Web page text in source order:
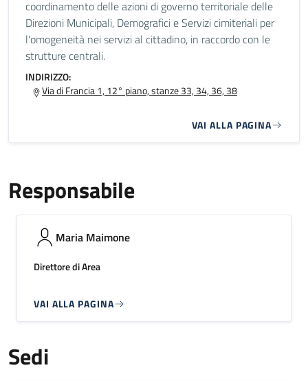
coordinamento delle azioni di governo territoriale delle
Direzioni Municipali, Demografici e Servizi cimiteriali per
l'omogeneità nei servizi al cittadino, in raccordo con le
strutture centrali.
INDIRIZZO:
Via di Francia 1, 12° piano, stanze 33, 34, 36, 38
VAI ALLA PAGINA
Responsabile
Maria Maimone
Direttore di Area
VAI ALLA PAGINA
Sedi